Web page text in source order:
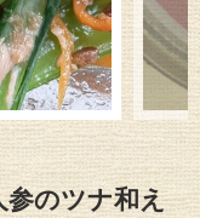
のツナ和え